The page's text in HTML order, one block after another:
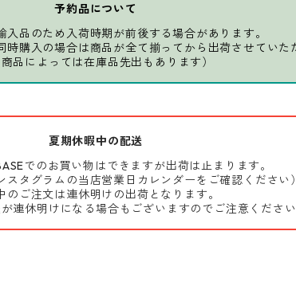
予約品について
入品のため入荷時期が前後する場合があります。
時購入の場合は商品が全て揃ってから出荷させていた
品によっては在庫品先出もあります）
夏期休暇中の配送
でのお買い物はできますが出荷は止まります。
スタグラムの当店営業日カレンダーをご確認ください）
のご注文は連休明けの出荷となります。
連休明けになる場合もございますのでご注意ください